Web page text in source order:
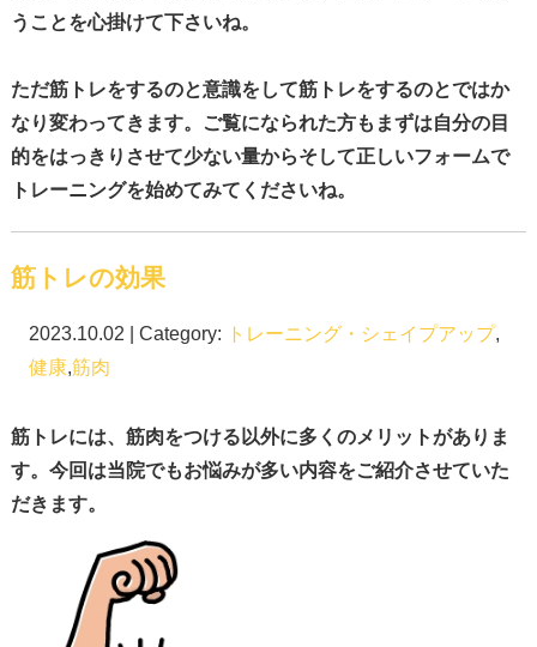
うことを心掛けて下さいね。
ただ筋トレをするのと意識をして筋トレをするのとではか
なり変わってきます。ご覧になられた方もまずは自分の目
的をはっきりさせて少ない量からそして正しいフォームで
トレーニングを始めてみてくださいね。
筋トレの効果
2023.10.02 | Category: トレーニング・シェイプアップ,
健康,筋肉
筋トレには、 筋肉をつける以外に多くのメリットがありま
す。今回は当院でもお悩みが多い内容をご紹介させていた
だきます。